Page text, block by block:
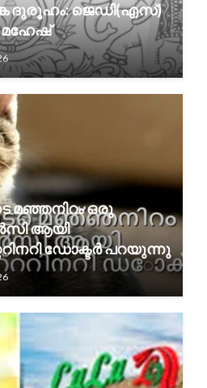
ജെഡി(എസ്)
മഞ്ഞനിറം ഒരു
ആയി
ഡോക്ടർ പറയുന്നു